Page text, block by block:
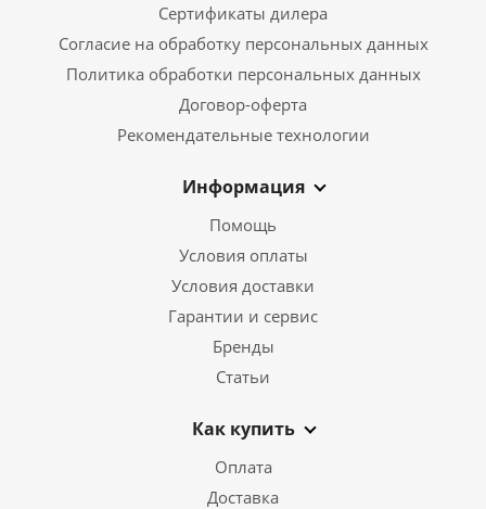
Сертификаты дилера
Согласие на обработку персональных данных
Политика обработки персональных данных
Договор-оферта
Рекомендательные технологии
Информация
Помощь
Условия оплаты
Условия доставки
Гарантии и сервис
Бренды
Статьи
Как купить
Оплата
Доставка